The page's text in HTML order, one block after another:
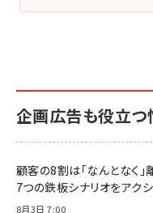
企画広告も役立つ
顧客の8割は「なんとなく
7つの鉄板シナリオをアク
8月3日 7:00